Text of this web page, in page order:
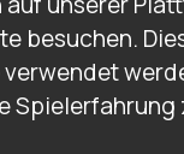
besuchen.